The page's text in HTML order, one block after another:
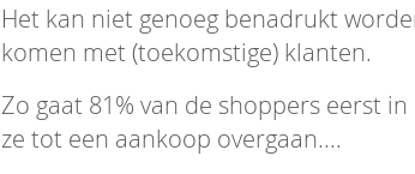
Het kan niet genoeg benadrukt
komen met (toekomstige) klanten.
Zo gaat 81% van de shoppers eerst
ze tot een aankoop overgaan....